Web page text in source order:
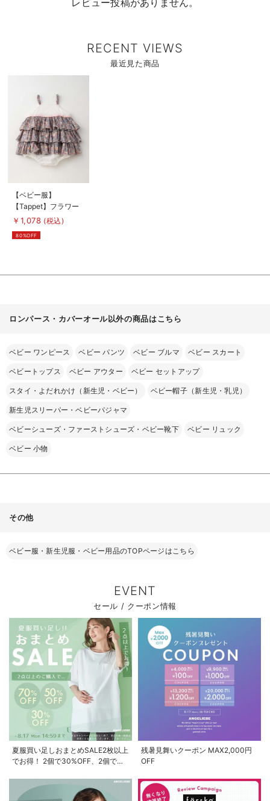
レビュー投稿がありません。
RECENT VIEWS
最近見た商品
商
品
詳
を
見
る
【ベビー服】
【Tappet】フラワー
プリントフリルロンパ
￥1,078 (税込)
80%OFF
ロンパース・カバーオール以外の商品はこちら
ベビー ワンピース ベビー パンツ ベビー ブルマ ベビー スカート
ベビートップス ベビー アウター ベビー セットアップ
スタイ・よだれかけ（新生児・ベビー） ベビー帽子（新生児・乳児）
新生児スリーパー・ベビーパジャマ
ベビーシューズ・ファーストシューズ・ベビー靴下 ベビー リュック
ベビー 小物
その他
ベビー服・新生児服・ベビー用品のTOPページはこちら
EVENT
セール / クーポン情報
夏服買い足しおまとめSALE2枚以上
でお得！ 2個で30%OFF、2個で
残暑見舞いクーポン MAX2,000円
OFF